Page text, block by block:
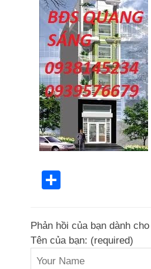
Phản hồi của bạn dành
Tên của bạn: (required)